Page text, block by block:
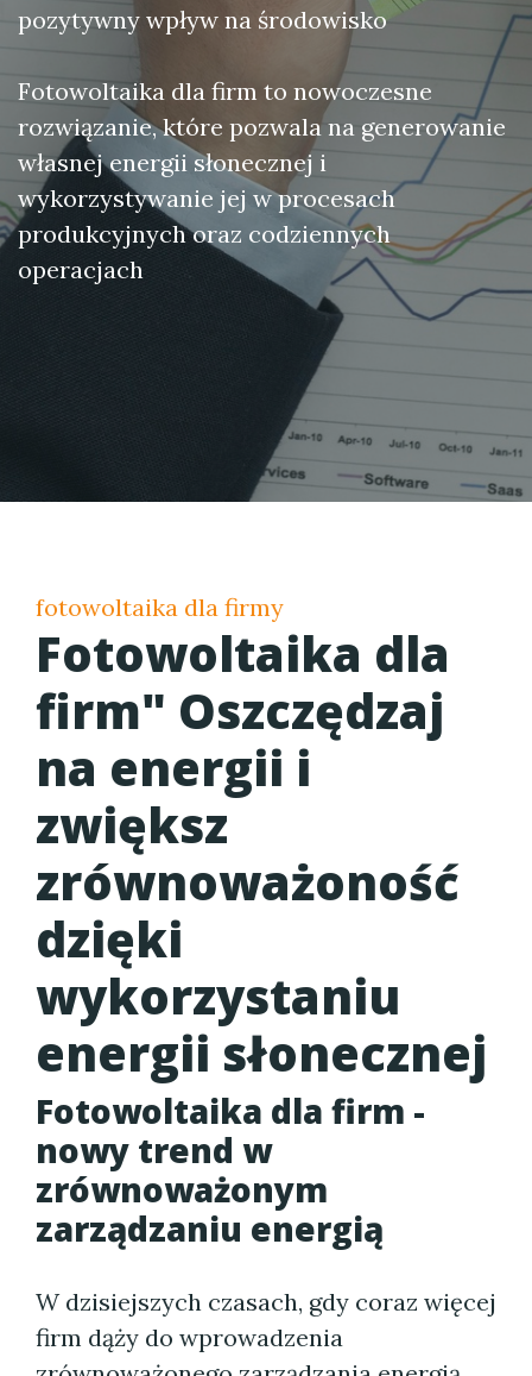
pozytywny wpływ na środowisko
Fotowoltaika dla firm to nowoczesne
rozwiązanie, które pozwala na generowanie
własnej energii słonecznej i
wykorzystywanie jej w procesach
produkcyjnych oraz codziennych
operacjach
fotowoltaika dla firmy
Fotowoltaika dla
firm" Oszczędzaj
na energii i
zwiększ
zrównoważoność
dzięki
wykorzystaniu
energii słonecznej
Fotowoltaika dla firm -
nowy trend w
zrównoważonym
zarządzaniu energią
W dzisiejszych czasach, gdy coraz więcej
firm dąży do wprowadzenia